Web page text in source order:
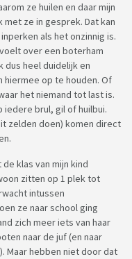
ze huilen en daar mijn
ze in gesprek. Dat kan
als het onzinnig is.
over een boterham
dus heel duidelijk en
op te houden. Of
het niemand tot last is.
brul, gil of huilbui.
zelden doen) komen direct
klas van mijn kind
zitten op 1 plek tot
intussen
ze naar school ging
zich meer iets van haar
naar de juf (en naar
Maar hebben niet door dat